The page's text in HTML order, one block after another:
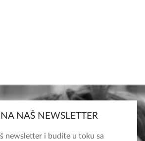
NA NAŠ NEWSLETTER
newsletter i budite u toku sa